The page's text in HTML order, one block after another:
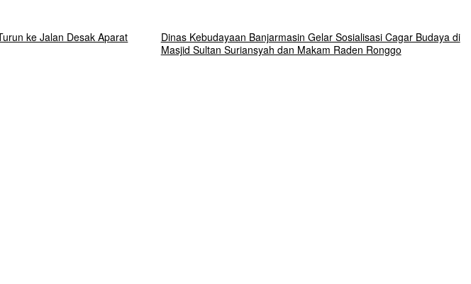
ke Jalan Desak Aparat
Dinas Kebudayaan Banjarmasin Gelar Sosialisasi Cagar Budaya di
Masjid Sultan Suriansyah dan Makam Raden Ronggo